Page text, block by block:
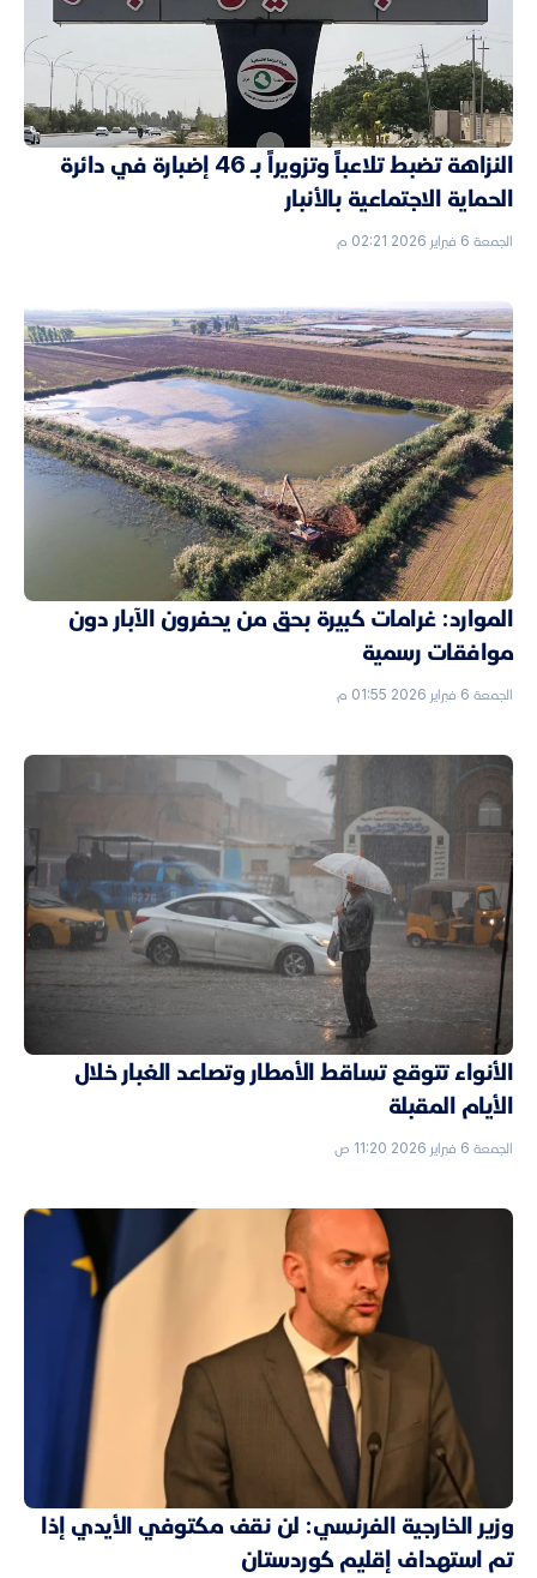
النزاهة تضبط تلاعباً وتزويراً بـ 46 إضبارة في دائرة
الحماية الاجتماعية بالأنبار
الجمعة 6 فبراير 2026 02:21 م
الموارد: غرامات كبيرة بحق من يحفرون الآبار دون
موافقات رسمية
الجمعة 6 فبراير 2026 01:55 م
الأنواء تتوقع تساقط الأمطار وتصاعد الغبار خلال
الأيام المقبلة
الجمعة 6 فبراير 2026 11:20 ص
وزير الخارجية الفرنسي: لن نقف مكتوفي الأيدي إذا
تم استهداف إقليم كوردستان